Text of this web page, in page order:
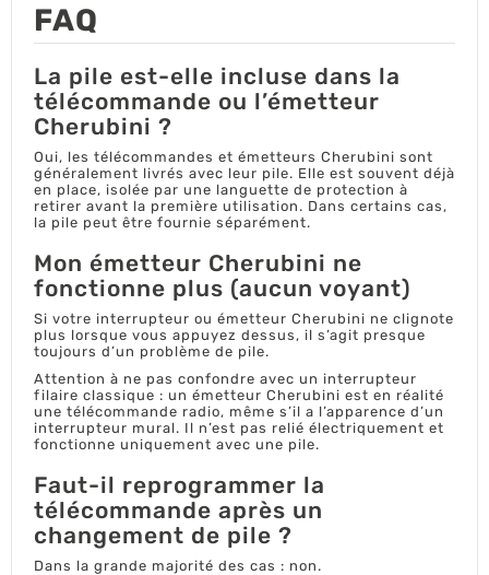
FAQ
La pile est-elle incluse dans la
télécommande ou l’émetteur
Cherubini ?
Oui, les télécommandes et émetteurs Cherubini sont
généralement livrés avec leur pile. Elle est souvent déjà
en place, isolée par une languette de protection à
retirer avant la première utilisation. Dans certains cas,
la pile peut être fournie séparément.
Mon émetteur Cherubini ne
fonctionne plus (aucun voyant)
Si votre interrupteur ou émetteur Cherubini ne clignote
plus lorsque vous appuyez dessus, il s’agit presque
toujours d’un problème de pile.
Attention à ne pas confondre avec un interrupteur
filaire classique : un émetteur Cherubini est en réalité
une télécommande radio, même s’il a l’apparence d’un
interrupteur mural. Il n’est pas relié électriquement et
fonctionne uniquement avec une pile.
Faut-il reprogrammer la
télécommande après un
changement de pile ?
Dans la grande majorité des cas : non.